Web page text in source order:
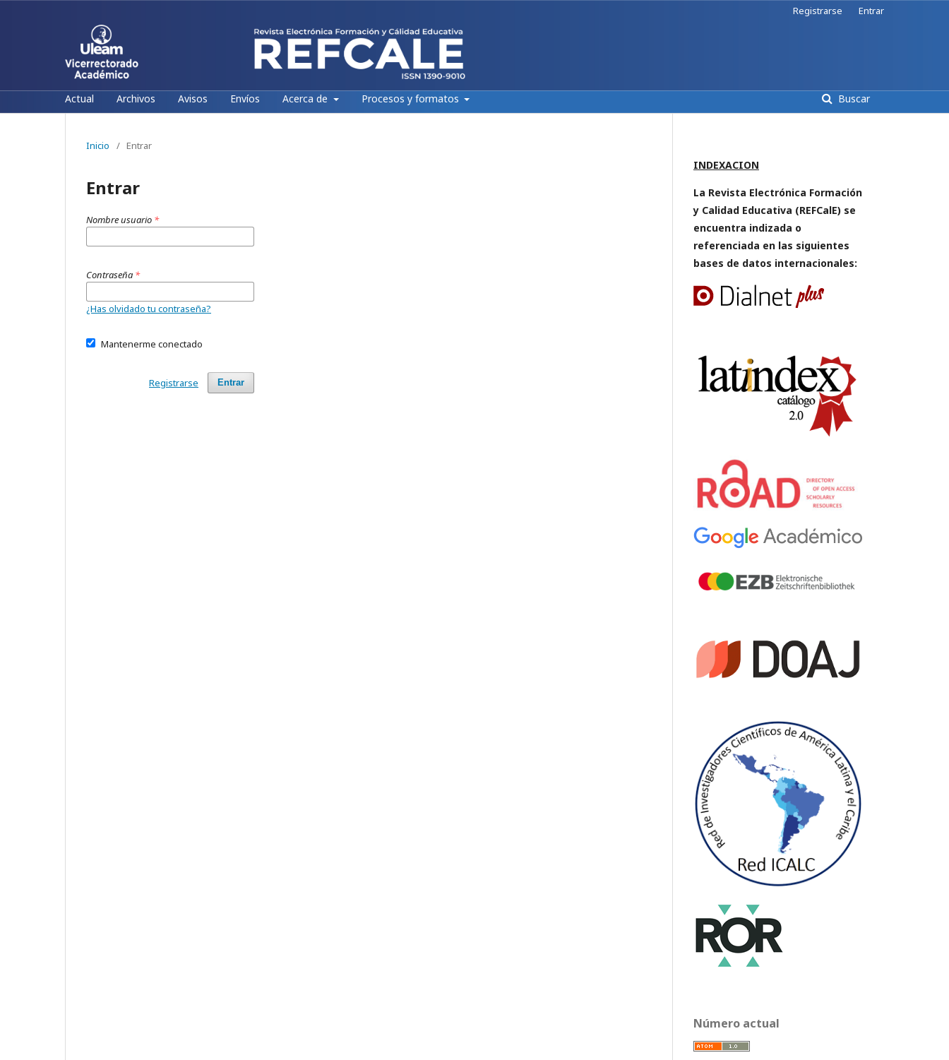
Actual Archivos Avisos Envíos Acerca de Procesos y formatos Buscar
Registrarse Entrar
Inicio / Entrar
Entrar
Nombre usuario *
Contraseña *
¿Has olvidado tu contraseña?
Mantenerme conectado
Entrar
Registrarse
INDEXACION
La Revista Electrónica Formación
y Calidad Educativa (REFCalE) se
encuentra indizada o
referenciada en las siguientes
bases de datos internacionales:
Número actual